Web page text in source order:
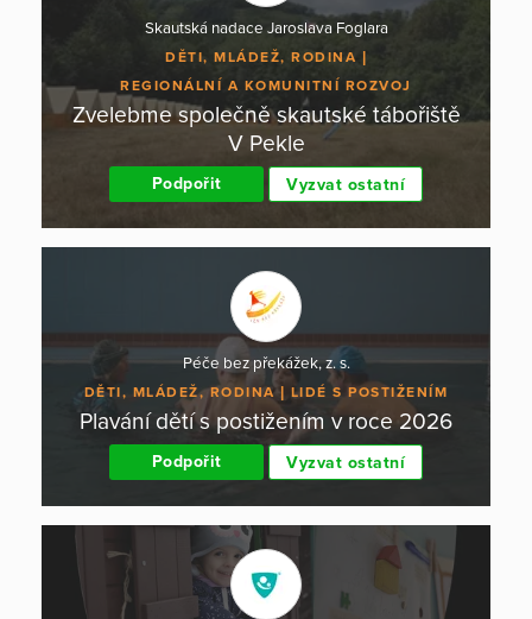
Skautská nadace Jaroslava Foglara
DĚTI, MLÁDEŽ, RODINA
REGIONÁLNÍ A KOMUNITNÍ ROZVOJ
Zvelebme společně skautské tábořiště
V Pekle
Podpořit Vyzvat ostatní
Péče bez překážek, z. s.
DĚTI, MLÁDEŽ, RODINA LIDÉ S POSTIŽENÍM
Plavání dětí s postižením v roce 2026
Podpořit Vyzvat ostatní